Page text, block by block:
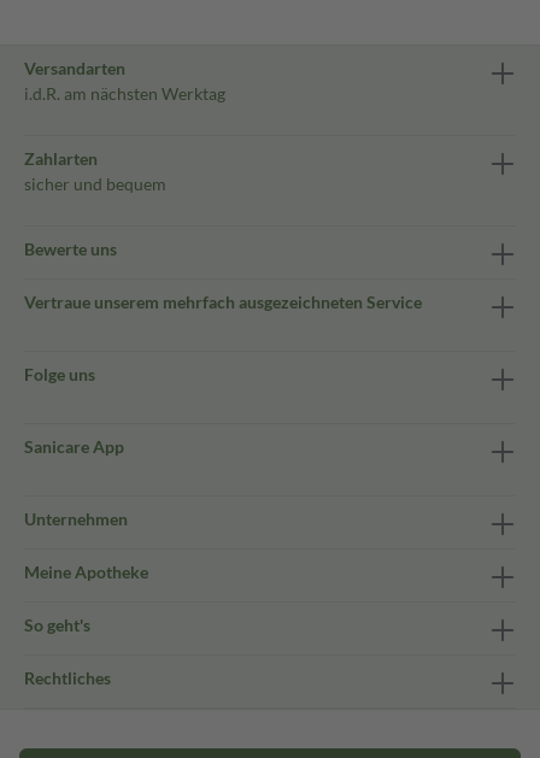
Versandarten
i.d.R. am nächsten Werktag
Zahlarten
sicher und bequem
Bewerte uns
Vertraue unserem mehrfach ausgezeichneten Service
Folge uns
Sanicare App
Unternehmen
Meine Apotheke
So geht's
Rechtliches